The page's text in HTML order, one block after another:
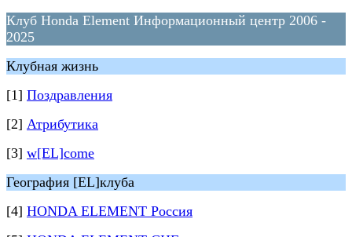
Клуб Honda Element Информационный центр 2006 -
2025
Клубная жизнь
[1] Поздравления
[2] Атрибутика
[3] w[EL]come
География [EL]клуба
[4] HONDA ELEMENT Россия